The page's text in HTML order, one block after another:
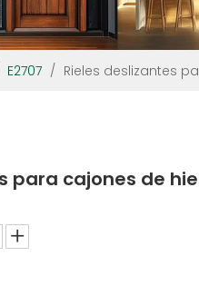
E2707 / Rieles deslizantes
para cajones de